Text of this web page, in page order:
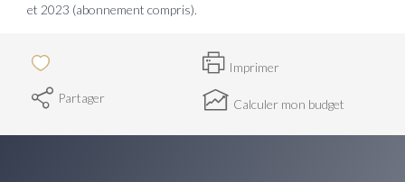
et 2023 (abonnement compris).
Imprimer
Partager
Calculer mon budget